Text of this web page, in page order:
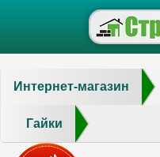
Интернет-магазин
Гайки